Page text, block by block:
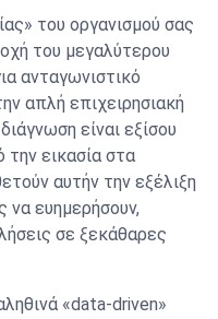
του οργανισμού σας
του μεγαλύτερου
ανταγωνιστικό
απλή επιχειρησιακή
είναι εξίσου
εικασία στα
αυτήν την εξέλιξη
να ευημερήσουν,
σε ξεκάθαρες
«data-driven»